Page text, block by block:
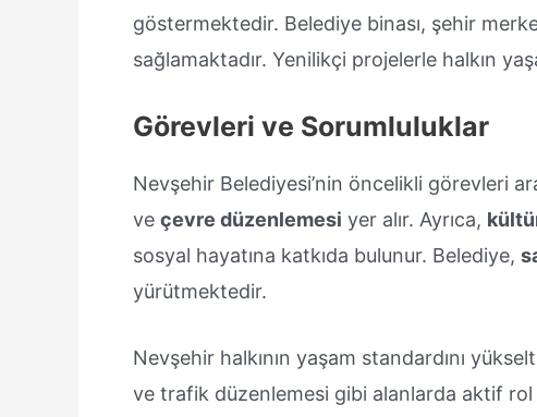
göstermektedir. Belediye binası, şehir
sağlamaktadır. Yenilikçi projelerle halkın
Görevleri ve Sorumluluklar
Nevşehir Belediyesi’nin öncelikli görevleri
ve çevre düzenlemesi yer alır. Ayrıca,
sosyal hayatına katkıda bulunur. Belediye,
yürütmektedir.
Nevşehir halkının yaşam standardını
ve trafik düzenlemesi gibi alanlarda aktif rol